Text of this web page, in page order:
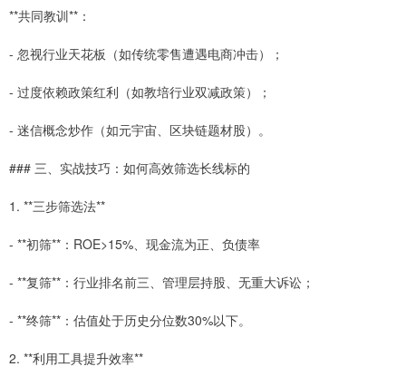
**共同教训**：
- 忽视行业天花板（如传统零售遭遇电商冲击）；
- 过度依赖政策红利（如教培行业双减政策）；
- 迷信概念炒作（如元宇宙、区块链题材股）。
### 三、实战技巧：如何高效筛选长线标的
1. **三步筛选法**
- **初筛**：ROE>15%、现金流为正、负债率
- **复筛**：行业排名前三、管理层持股、无重大诉讼；
- **终筛**：估值处于历史分位数30%以下。
2. **利用工具提升效率**